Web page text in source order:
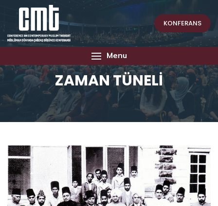
KONFERANS
Menu
ZAMAN TÜNELİ